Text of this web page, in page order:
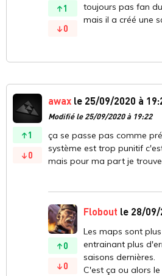
1
0
toujours pas fan
mais il a créé une
1
0
awax le 25/09/2020 à
Modifié le 25/09/2020 à 19:22
ça se passe pas comme
système est trop punitif
mais pour ma part je
0
0
Flobout le 28/09/
Les maps sont
entrainant plus
saisons dernières.
C'est ça ou alors